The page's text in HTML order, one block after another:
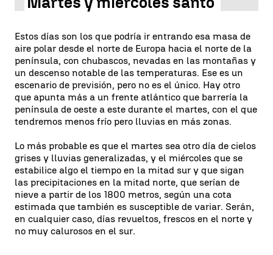
Estos días son los que podría ir entrando esa masa de
aire polar desde el norte de Europa hacia el norte de la
península, con chubascos, nevadas en las montañas y
un descenso notable de las temperaturas. Ese es un
escenario de previsión, pero no es el único. Hay otro
que apunta más a un frente atlántico que barrería la
península de oeste a este durante el martes, con el que
tendremos menos frío pero lluvias en más zonas.
Lo más probable es que el martes sea otro día de cielos
grises y lluvias generalizadas, y el miércoles que se
estabilice algo el tiempo en la mitad sur y que sigan
las precipitaciones en la mitad norte, que serían de
nieve a partir de los 1800 metros, según una cota
estimada que también es susceptible de variar. Serán,
en cualquier caso, días revueltos, frescos en el norte y
no muy calurosos en el sur.